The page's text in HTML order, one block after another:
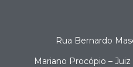
Rua Bernardo
Mariano Procópio – Juiz